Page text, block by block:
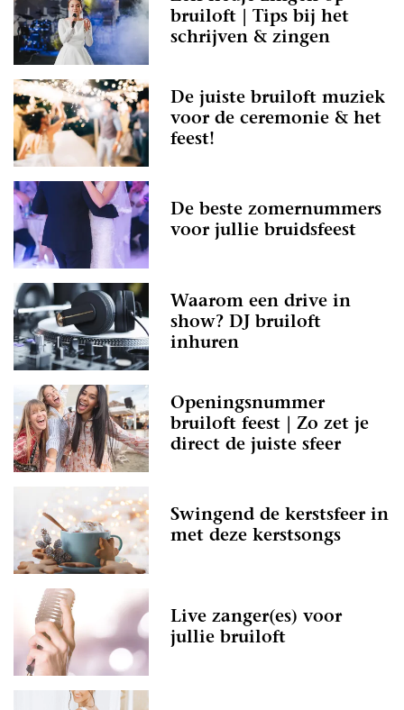
bruiloft | Tips bij het
schrijven & zingen
De juiste bruiloft muziek
voor de ceremonie & het
feest!
De beste zomernummers
voor jullie bruidsfeest
Waarom een drive in
show? DJ bruiloft
inhuren
Openingsnummer
bruiloft feest | Zo zet je
direct de juiste sfeer
Swingend de kerstsfeer in
met deze kerstsongs
Live zanger(es) voor
jullie bruiloft